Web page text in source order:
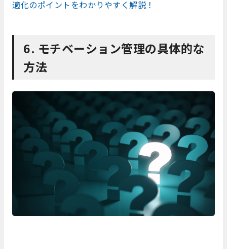
適化のポイントをわかりやすく解説！
6. モチベーション管理の具体的な
方法